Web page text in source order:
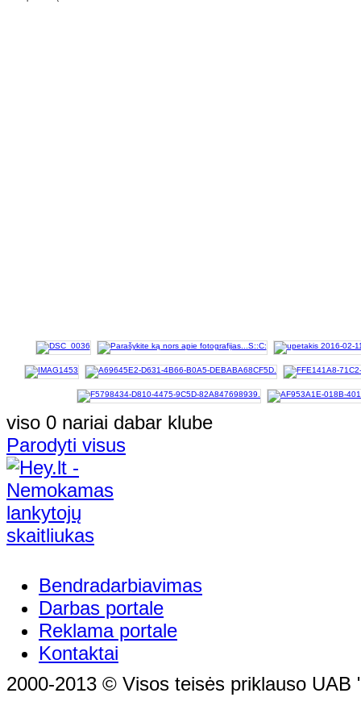
viso 0 nariai dabar klube
Parodyti visus
Bendradarbiavimas
Darbas portale
Reklama portale
Kontaktai
2000-2013 © Visos teisės priklauso UAB